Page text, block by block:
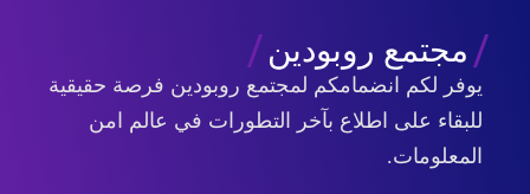
مجتمع روبودين
يوفر لكم انضمامكم لمجتمع روبودين فرصة حقيقية
للبقاء على اطلاع بآخر التطورات في عالم امن
المعلومات.